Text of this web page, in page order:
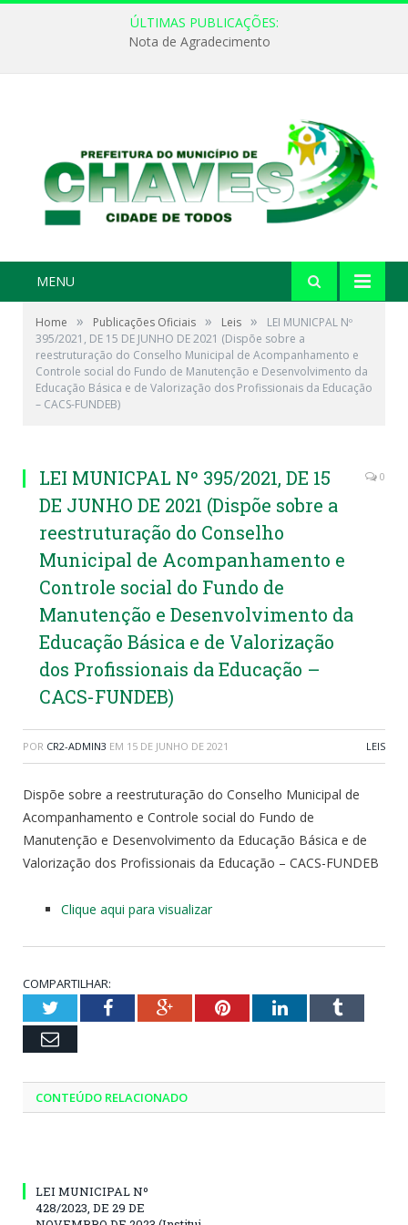
ÚLTIMAS PUBLICAÇÕES:
Nota de Agradecimento
MENU
Home » Publicações Oficiais » Leis »
LEI MUNICPAL Nº
395/2021, DE 15 DE JUNHO DE 2021 (Dispõe sobre a
reestruturação do Conselho Municipal de Acompanhamento e
Controle social do Fundo de Manutenção e Desenvolvimento da
Educação Básica e de Valorização dos Profissionais da Educação
– CACS-FUNDEB)
LEI MUNICPAL Nº 395/2021, DE 15
DE JUNHO DE 2021 (Dispõe sobre a
reestruturação do Conselho
Municipal de Acompanhamento e
Controle social do Fundo de
Manutenção e Desenvolvimento da
Educação Básica e de Valorização
dos Profissionais da Educação –
CACS-FUNDEB)
0
POR CR2-ADMIN3 EM 15 DE JUNHO DE 2021 LEIS
Dispõe sobre a reestruturação do Conselho Municipal de
Acompanhamento e Controle social do Fundo de
Manutenção e Desenvolvimento da Educação Básica e de
Valorização dos Profissionais da Educação – CACS-FUNDEB
Clique aqui para visualizar
COMPARTILHAR:
TwitterFacebookGoogle+PinterestLinkedInTumblr
Email
CONTEÚDO RELACIONADO
LEI MUNICIPAL Nº
428/2023, DE 29 DE